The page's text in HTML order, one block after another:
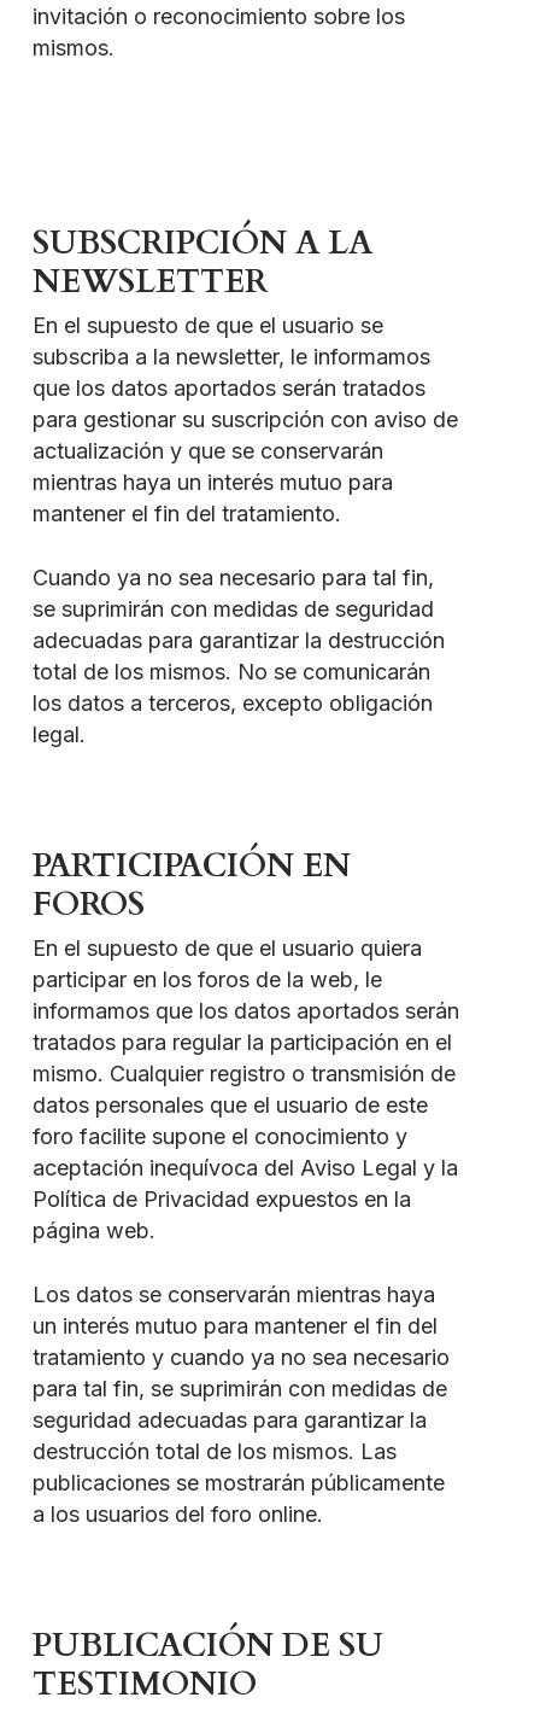
invitación o reconocimiento sobre los
mismos.
SUBSCRIPCIÓN A LA
NEWSLETTER
En el supuesto de que el usuario se
subscriba a la newsletter, le informamos
que los datos aportados serán tratados
para gestionar su suscripción con aviso de
actualización y que se conservarán
mientras haya un interés mutuo para
mantener el fin del tratamiento.
Cuando ya no sea necesario para tal fin,
se suprimirán con medidas de seguridad
adecuadas para garantizar la destrucción
total de los mismos. No se comunicarán
los datos a terceros, excepto obligación
legal.
PARTICIPACIÓN EN
FOROS
En el supuesto de que el usuario quiera
participar en los foros de la web, le
informamos que los datos aportados serán
tratados para regular la participación en el
mismo. Cualquier registro o transmisión de
datos personales que el usuario de este
foro facilite supone el conocimiento y
aceptación inequívoca del Aviso Legal y la
Política de Privacidad expuestos en la
página web.
Los datos se conservarán mientras haya
un interés mutuo para mantener el fin del
tratamiento y cuando ya no sea necesario
para tal fin, se suprimirán con medidas de
seguridad adecuadas para garantizar la
destrucción total de los mismos. Las
publicaciones se mostrarán públicamente
a los usuarios del foro online.
PUBLICACIÓN DE SU
TESTIMONIO